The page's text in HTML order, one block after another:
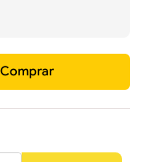
Comprar